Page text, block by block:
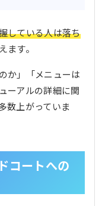
している人は落ち
ます。
か」「メニューは
ーアルの詳細に関
数上がっていま
コートへの